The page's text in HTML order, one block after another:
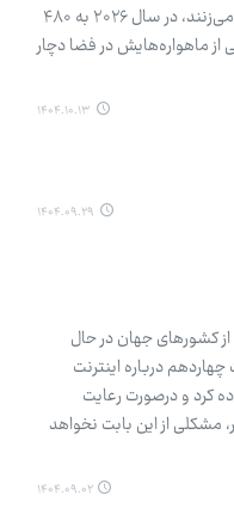
شرکت استارلینک اعلام کرده است که ارتفاع تمام ماهواره‌های خود که در حدود ۵۵۰ کیلومتری زمین مدار می‌زنند، در سال ۲۰۲۶ به ۴۸۰
آن انجام می‌شود که استارلینک در دسامبر ۲۰۲۵ اعلام کرد یکی از ماهواره‌هایش در فضا دچار
۱۴۰۴.۱۰.۱۳
۱۴۰۴.۰۹.۲۹
کشورهای جهان در حال
درباره اینترنت
کرد و درصورت رعایت
مشکلی از این بابت نخواهد
۱۴۰۴.۰۹.۰۲